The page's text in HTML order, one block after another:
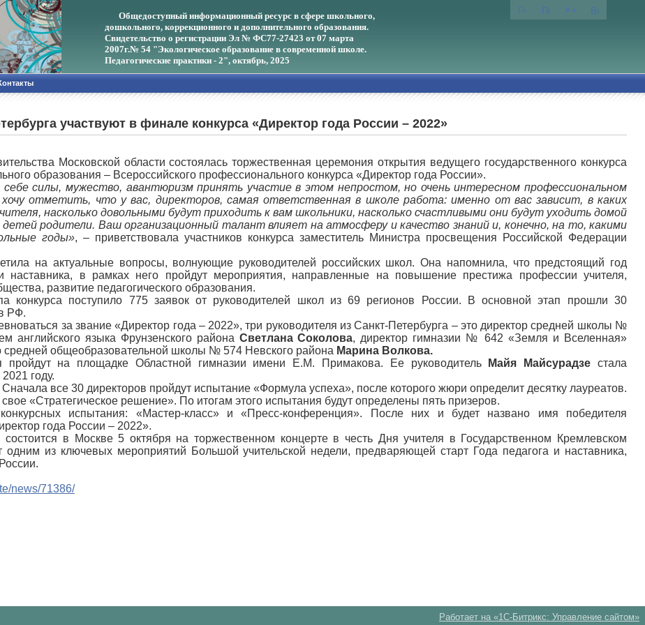
Общедоступный информационный ресурс в сфере школьного,
дошкольного, коррекционного и дополнительного образования.
Свидетельство о регистрации Эл № ФС77-27423 от 07 марта
2007г.№ 54 "Экологическое образование в современной школе.
Педагогические практики - 2", октябрь, 2025
участвуют в финале конкурса «Директор года России – 2022»
Московской области состоялась торжественная церемония открытия ведущего государственного конкурса
образования – Всероссийского профессионального конкурса «Директор года России».
силы, мужество, авантюризм принять участие в этом непростом, но очень интересном профессиональном
хочу отметить, что у вас, директоров, самая ответственная в школе работа: именно от вас зависит, в каких
насколько довольными будут приходить к вам школьники, насколько счастливыми они будут уходить домой
родители. Ваш организационный талант влияет на атмосферу и качество знаний и, конечно, на то, какими
годы», – приветствовала участников конкурса заместитель Министра просвещения Российской Федерации
на актуальные вопросы, волнующие руководителей российских школ. Она напомнила, что предстоящий год
наставника, в рамках него пройдут мероприятия, направленные на повышение престижа профессии учителя,
развитие педагогического образования.
конкурса поступило 775 заявок от руководителей школ из 69 регионов России. В основной этап прошли 30
РФ.
за звание «Директор года – 2022», три руководителя из Санкт‑Петербурга – это директор средней школы №
английского языка Фрунзенского района Светлана Соколова, директор гимназии № 642 «Земля и Вселенная»
средней общеобразовательной школы № 574 Невского района Марина Волкова.
пройдут на площадке Областной гимназии имени Е.М. Примакова. Ее руководитель
Майя Майсурадзе стала
году.
Сначала все 30 директоров пройдут испытание «Формула успеха», после которого жюри определит десятку лауреатов.
«Стратегическое решение». По итогам этого испытания будут определены пять призеров.
испытания: «Мастер-класс» и «Пресс-конференция». После них и будет названо имя победителя
года России – 2022».
состоится в Москве 5 октября на торжественном концерте в честь Дня учителя в Государственном Кремлевском
одним из ключевых мероприятий Большой учительской недели, предваряющей старт Года педагога и наставника,
news/71386/
Работает на «1С-Битрикс: Управление сайтом»